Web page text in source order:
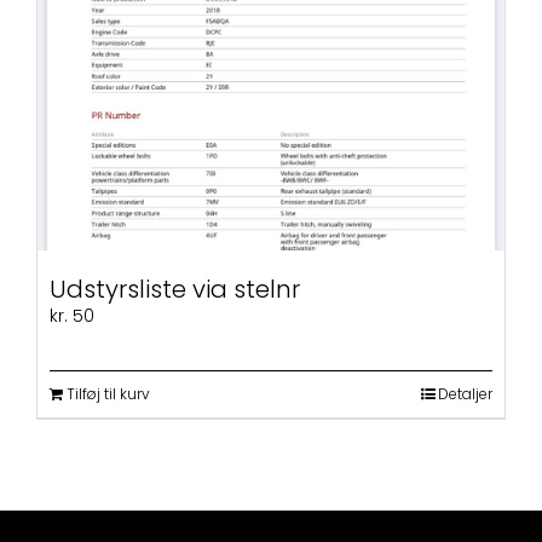
varianter.
Mulighederne
kan
vælges
varesiden
Udstyrsliste via stelnr
kr. 50
Tilføj til kurv Detaljer